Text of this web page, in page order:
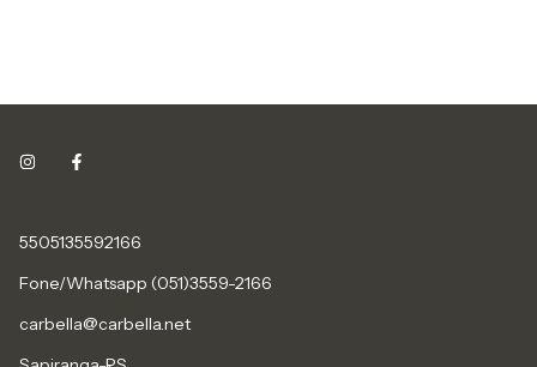
5505135592166
Fone/Whatsapp (051)3559-2166
carbella@carbella.net